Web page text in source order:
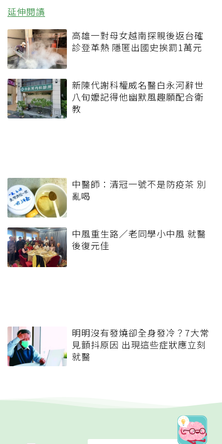
延伸閱讀
高雄一對母女越南探親後返台確
診登革熱 隱匿出國史挨罰1萬元
新陳代謝科權威名醫白永河辭世
八旬嬤記得他幽默風趣願配合衛
教
中醫師：清冠一號不是防疫茶 別
亂喝
中風重生路／老同學小中風 就醫
後復元佳
明明沒有發燒卻全身發冷？7大常
見顫抖原因 出現這些症狀應立刻
就醫